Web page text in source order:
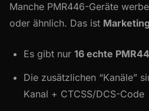
Manche PMR446-Geräte
oder ähnlich. Das ist
Es gibt nur 16 echte
Die zusätzlichen “Kanäle”
Kanal + CTCSS/DCS-Code